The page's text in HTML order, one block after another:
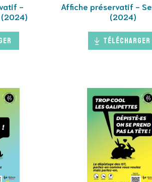
-
Affiche préservatif -
(2024)
Télécharger